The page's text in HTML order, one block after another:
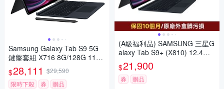
Samsung Galaxy Tab S9 5G
鍵盤套組 X716 8G/128G 11吋
八核 平板電腦
$28,111 $29,590
限時下殺
券 贈品
(A級福利品) SAMSUNG 三星G
alaxy Tab S9+ (X810) 12.4吋
旗艦平板鍵盤套裝組-12G/256
G
$21,900
券 贈品